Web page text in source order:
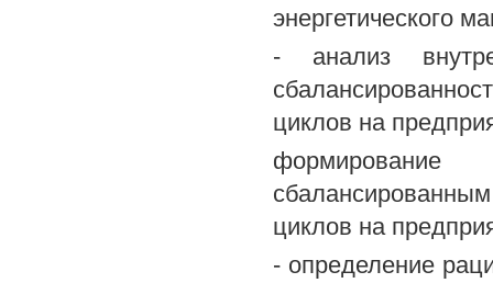
энергетического
- анализ
циклов на
циклов на
- определение